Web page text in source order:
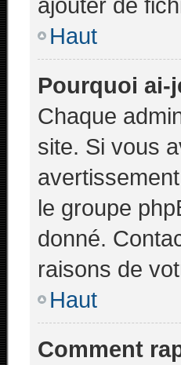
Haut
Pourquoi ai-
Chaque
site. Si vous
le groupe
donné.
raisons de
Haut
Comment